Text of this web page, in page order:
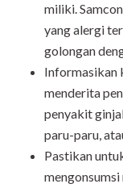
miliki.
yang alergi
golongan
Informasikan
menderita
penyakit
paru-paru,
Pastikan